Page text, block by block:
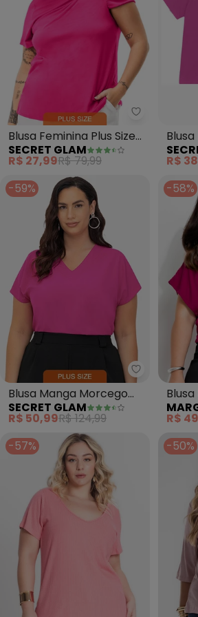
Secret
Blusa Feminina Plus Size
em Malha Soft (Rosa)
SECRET GLAM
R$ 27,99R$ 79,99
Size
R$
-59%
Secret
Blusa Manga Morcego
Plus Size (Rosa)
SECRET GLAM
R$ 50,99R$ 124,99
-58%
R$
-57%
-50%